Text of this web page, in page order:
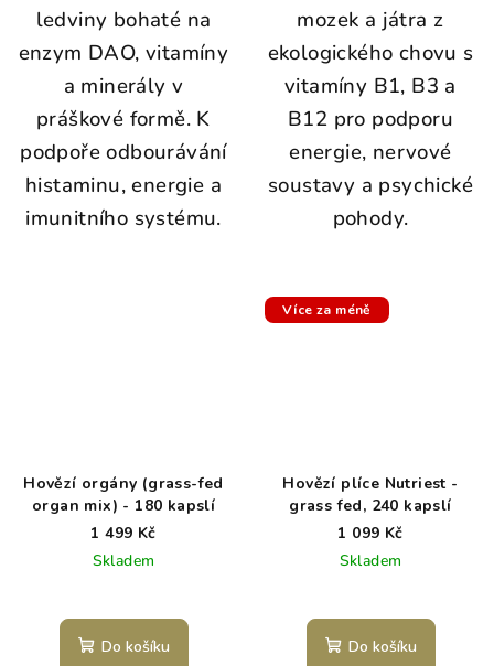
ledviny bohaté na
enzym DAO, vitamíny
a minerály v
práškové formě. K
podpoře odbourávání
histaminu, energie a
imunitního systému.
mozek a játra z
ekologického chovu s
vitamíny B1, B3 a
B12 pro podporu
energie, nervové
soustavy a psychické
pohody.
Hovězí orgány (grass-fed
organ mix) - 180 kapslí
1 499 Kč
Skladem
Do košíku
Více za méně
Hovězí plíce Nutriest -
grass fed, 240 kapslí
1 099 Kč
Skladem
Do košíku